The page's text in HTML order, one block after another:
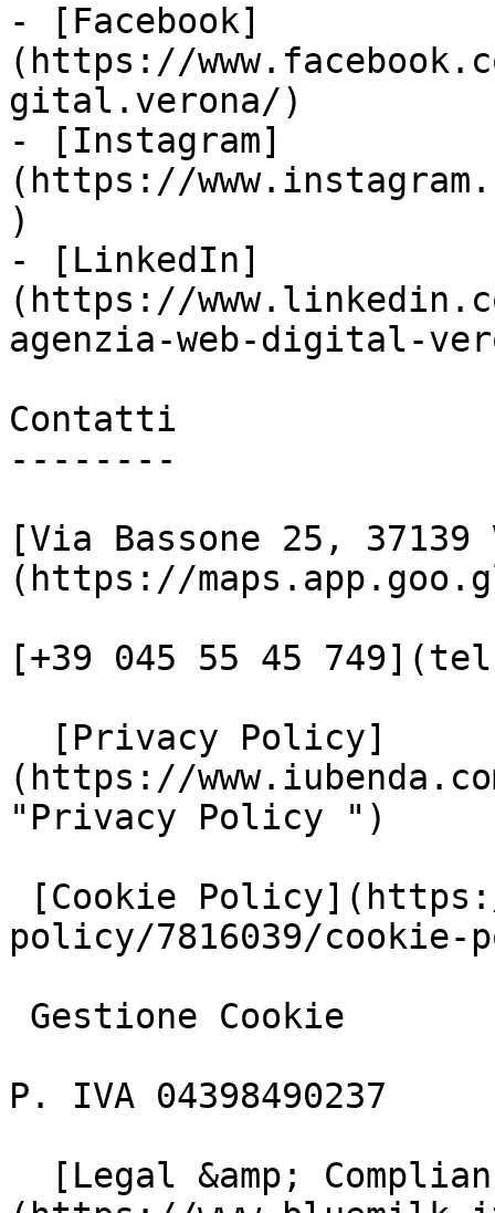
- [Facebook]
(https://
gital.verona/)
- [Instagram]
(https://
)
- [LinkedIn]
(https://
agenzia-web-digital-
Contatti
--------
[Via Bassone 25, 37139
(https://
[+39 045 55 45
(https://
"Privacy Policy ")
policy/7816039/
P. IVA 04398490237